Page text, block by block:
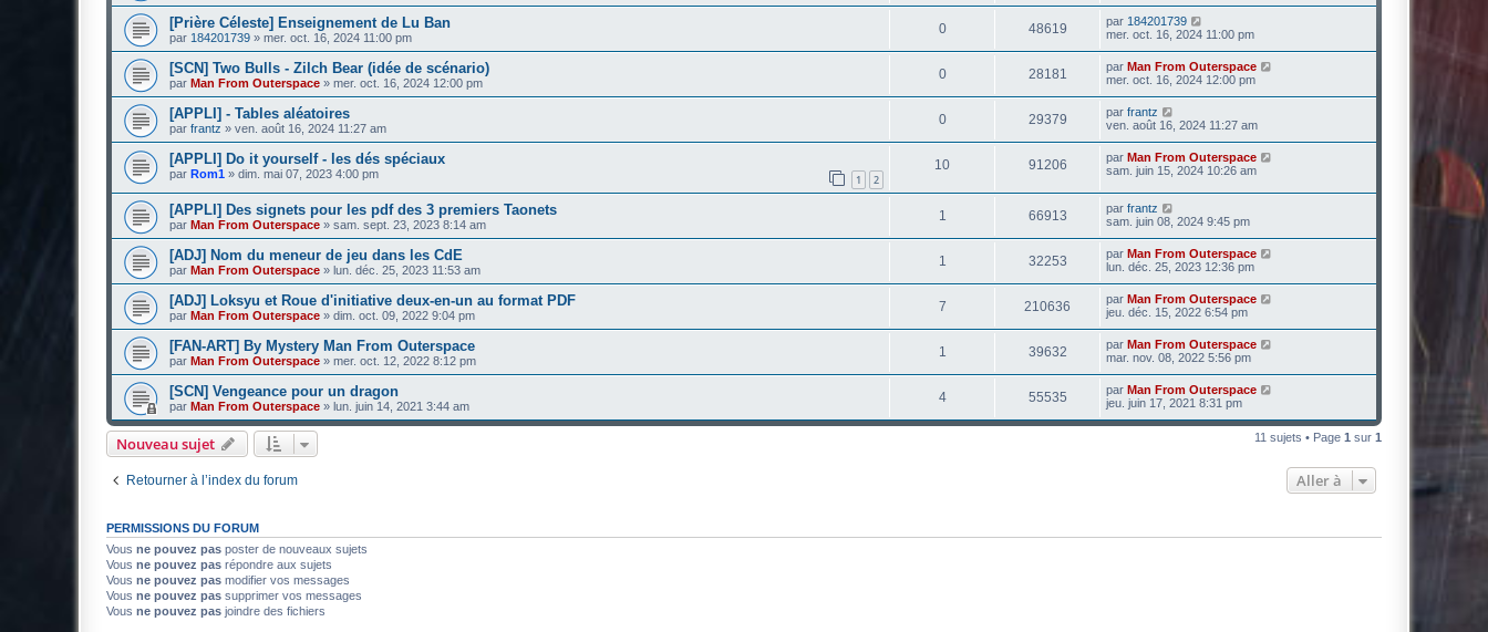
[Prière Céleste] Enseignement de Lu Ban
par 184201739 » mer. oct. 16, 2024 11:00 pm
0 48619 par 184201739
mer. oct. 16, 2024 11:00 pm
[SCN] Two Bulls - Zilch Bear (idée de scénario)
par Man From Outerspace » mer. oct. 16, 2024 12:00 pm
0 28181 par Man From Outerspace
mer. oct. 16, 2024 12:00 pm
[APPLI] - Tables aléatoires
par frantz » ven. août 16, 2024 11:27 am
0 29379 par frantz
ven. août 16, 2024 11:27 am
[APPLI] Do it yourself - les dés spéciaux
par Rom1 » dim. mai 07, 2023 4:00 pm 1 2
10 91206 par Man From Outerspace
sam. juin 15, 2024 10:26 am
[APPLI] Des signets pour les pdf des 3 premiers Taonets
par Man From Outerspace » sam. sept. 23, 2023 8:14 am
1 66913 par frantz
sam. juin 08, 2024 9:45 pm
[ADJ] Nom du meneur de jeu dans les CdE
par Man From Outerspace » lun. déc. 25, 2023 11:53 am
1 32253 par Man From Outerspace
lun. déc. 25, 2023 12:36 pm
[ADJ] Loksyu et Roue d'initiative deux-en-un au format PDF
par Man From Outerspace » dim. oct. 09, 2022 9:04 pm
7 210636 par Man From Outerspace
jeu. déc. 15, 2022 6:54 pm
[FAN-ART] By Mystery Man From Outerspace
par Man From Outerspace » mer. oct. 12, 2022 8:12 pm
1 39632 par Man From Outerspace
mar. nov. 08, 2022 5:56 pm
[SCN] Vengeance pour un dragon
par Man From Outerspace » lun. juin 14, 2021 3:44 am
4 55535 par Man From Outerspace
jeu. juin 17, 2021 8:31 pm
Nouveau sujet 11 sujets • Page 1 sur 1
Retourner à l’index du forum Aller à
PERMISSIONS DU FORUM
Vous ne pouvez pas poster de nouveaux sujets
Vous ne pouvez pas répondre aux sujets
Vous ne pouvez pas modifier vos messages
Vous ne pouvez pas supprimer vos messages
Vous ne pouvez pas joindre des fichiers